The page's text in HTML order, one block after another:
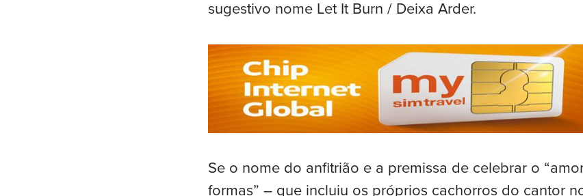
sugestivo nome Let It Burn / Deixa Arder.
Se o nome do anfitrião e a premissa de celebrar o
formas” – que incluiu os próprios cachorros do cantor